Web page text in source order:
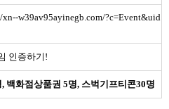
w39av95ayinegb.com/?c=Event&uid
인증하기!
백화점상품권 5명, 스벅기프티콘30명